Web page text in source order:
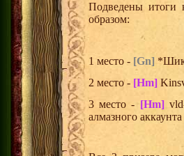
Подведены итоги
образом:
1 место - [Gn]
2 место - [Hm]
3 место - [Hm]
алмазного